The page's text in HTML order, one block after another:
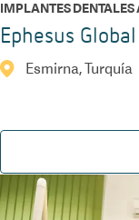
IMPLANTES
Ephesus
Esmirna, Turquía